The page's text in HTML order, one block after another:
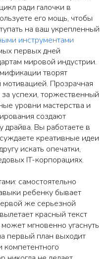
ради галочки в
его мощь, чтобы
на ваш укрепленный
инструментами
первых дней
мировой индустрии.
творят
мотивацией. Прозрачная
успехи, торжественный
уровни мастерства и
создают
Вы работаете в
креативные идеи
искать опечатки,
IT-корпорациях.
самостоятельно
ребенку бывает
же серьезной
красный текст
мгновенно угаснуть
первый план выходит
компетентного